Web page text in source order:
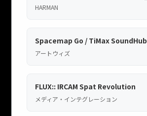
HARMAN
Spacemap Go / TiMax SoundHub
アートウィズ
FLUX:: IRCAM Spat Revolution
メディア・インテグレーション